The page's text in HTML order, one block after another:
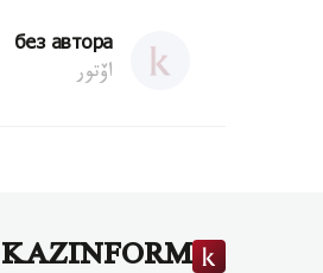
без автора
اۆتور
KAZINFORM